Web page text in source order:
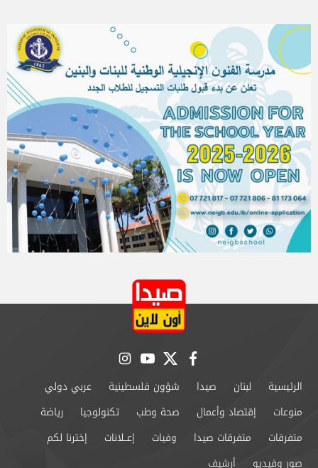
facebook
twitter
youtube
instagram
الرئيسية لبنان صيدا شؤون فلسطينية
عربي دولي
منوعات
إقتصاد وأعمال صحة وطب تكنولوجيا
رياضة
متفرقات
متفرقات صيدا وفيات إعــلانات
إخترنا لكم
صور وفيديو
أرشيف